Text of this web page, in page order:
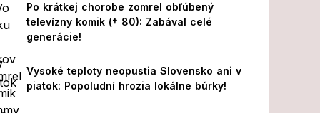
Po krátkej chorobe zomrel obľúbený
televízny komik († 80): Zabával celé
generácie!
Vysoké teploty neopustia Slovensko ani v
piatok: Popoludní hrozia lokálne búrky!